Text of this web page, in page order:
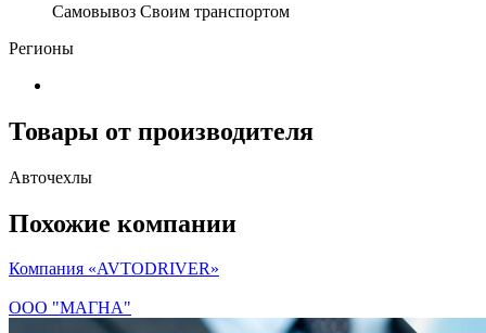
Самовывоз Своим транспортом
Регионы
Товары от производителя
Авточехлы
Похожие компании
Компания «AVTODRIVER»
ООО "МАГНА"